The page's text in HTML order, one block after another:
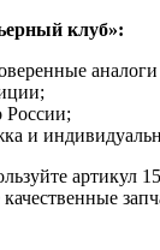
клуб»:
аналоги
России;
и